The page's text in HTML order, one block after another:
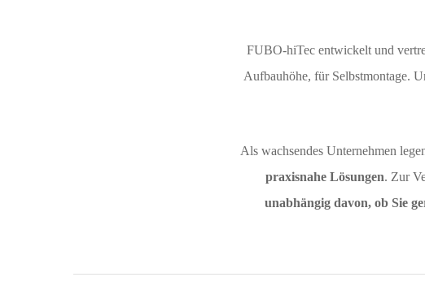
FUBO-hiTec entwickelt und
Aufbauhöhe, für Selbstmontage.
Als wachsendes Unternehmen
praxisnahe Lösungen. Zur
unabhängig davon, ob Sie